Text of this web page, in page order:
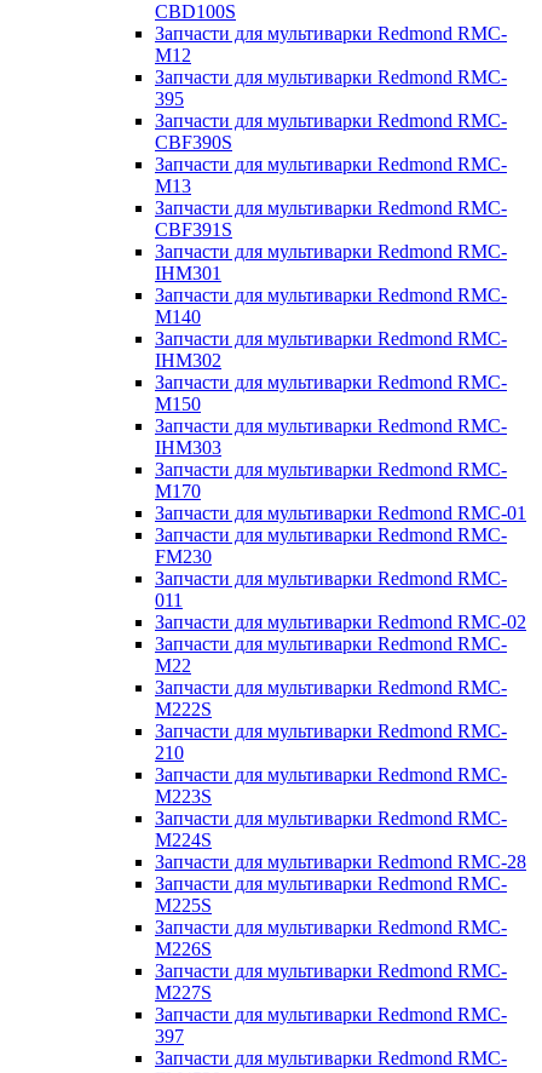
CBD100S
Запчасти для мультиварки Redmond RMC-
M12
Запчасти для мультиварки Redmond RMC-
395
Запчасти для мультиварки Redmond RMC-
CBF390S
Запчасти для мультиварки Redmond RMC-
M13
Запчасти для мультиварки Redmond RMC-
CBF391S
Запчасти для мультиварки Redmond RMC-
IHM301
Запчасти для мультиварки Redmond RMC-
M140
Запчасти для мультиварки Redmond RMC-
IHM302
Запчасти для мультиварки Redmond RMC-
M150
Запчасти для мультиварки Redmond RMC-
IHM303
Запчасти для мультиварки Redmond RMC-
M170
Запчасти для мультиварки Redmond RMC-01
Запчасти для мультиварки Redmond RMC-
FM230
Запчасти для мультиварки Redmond RMC-
011
Запчасти для мультиварки Redmond RMC-02
Запчасти для мультиварки Redmond RMC-
M22
Запчасти для мультиварки Redmond RMC-
M222S
Запчасти для мультиварки Redmond RMC-
210
Запчасти для мультиварки Redmond RMC-
M223S
Запчасти для мультиварки Redmond RMC-
M224S
Запчасти для мультиварки Redmond RMC-28
Запчасти для мультиварки Redmond RMC-
M225S
Запчасти для мультиварки Redmond RMC-
M226S
Запчасти для мультиварки Redmond RMC-
M227S
Запчасти для мультиварки Redmond RMC-
397
Запчасти для мультиварки Redmond RMC-